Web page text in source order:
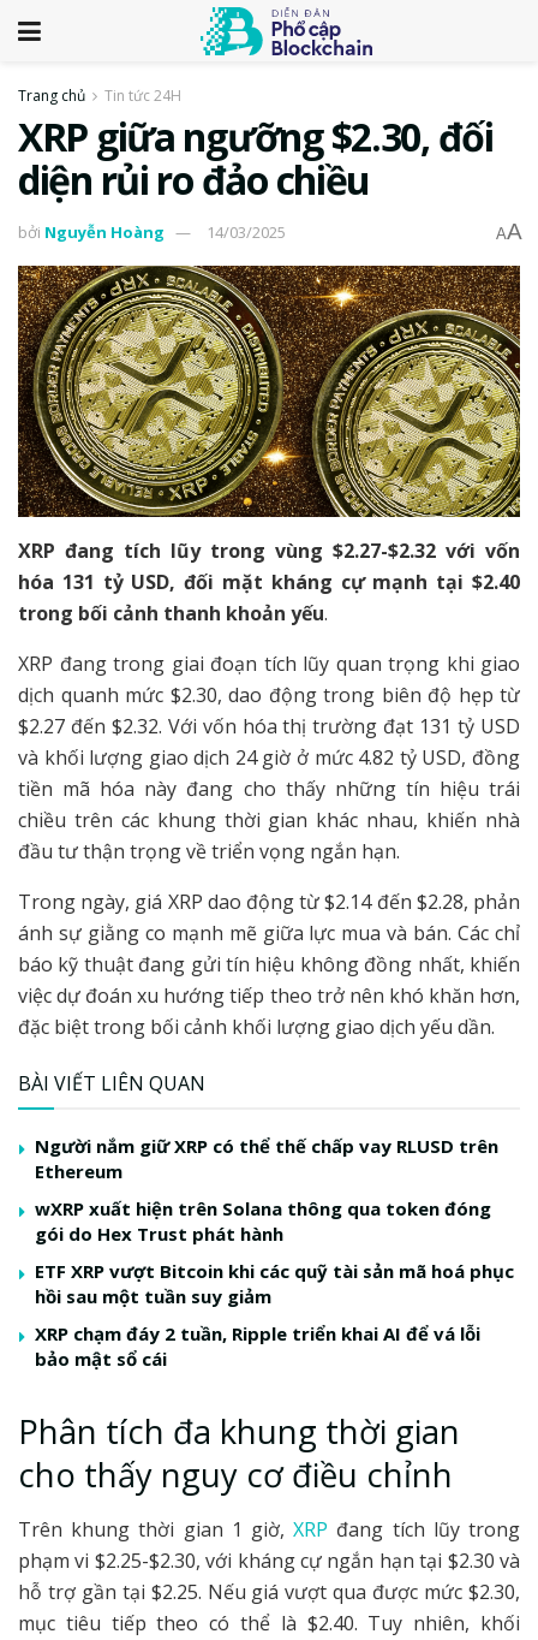
Trang chủ Tin tức 24H
XRP giữa ngưỡng $2.30, đối
diện rủi ro đảo chiều
bởi Nguyễn Hoàng 14/03/2025 AA
XRP đang tích lũy trong vùng $2.27-$2.32 với vốn
hóa 131 tỷ USD, đối mặt kháng cự mạnh tại $2.40
trong bối cảnh thanh khoản yếu.
XRP đang trong giai đoạn tích lũy quan trọng khi giao
dịch quanh mức $2.30, dao động trong biên độ hẹp từ
$2.27 đến $2.32. Với vốn hóa thị trường đạt 131 tỷ USD
và khối lượng giao dịch 24 giờ ở mức 4.82 tỷ USD, đồng
tiền mã hóa này đang cho thấy những tín hiệu trái
chiều trên các khung thời gian khác nhau, khiến nhà
đầu tư thận trọng về triển vọng ngắn hạn.
Trong ngày, giá XRP dao động từ $2.14 đến $2.28, phản
ánh sự giằng co mạnh mẽ giữa lực mua và bán. Các chỉ
báo kỹ thuật đang gửi tín hiệu không đồng nhất, khiến
việc dự đoán xu hướng tiếp theo trở nên khó khăn hơn,
đặc biệt trong bối cảnh khối lượng giao dịch yếu dần.
BÀI VIẾT LIÊN QUAN
Người nắm giữ XRP có thể thế chấp vay RLUSD trên
Ethereum
wXRP xuất hiện trên Solana thông qua token đóng
gói do Hex Trust phát hành
ETF XRP vượt Bitcoin khi các quỹ tài sản mã hoá phục
hồi sau một tuần suy giảm
XRP chạm đáy 2 tuần, Ripple triển khai AI để vá lỗi
bảo mật sổ cái
Phân tích đa khung thời gian
cho thấy nguy cơ điều chỉnh
Trên khung thời gian 1 giờ,XRP đang tích lũy trong
phạm vi $2.25-$2.30, với kháng cự ngắn hạn tại $2.30 và
hỗ trợ gần tại $2.25. Nếu giá vượt qua được mức $2.30,
mục tiêu tiếp theo có thể là $2.40. Tuy nhiên, khối